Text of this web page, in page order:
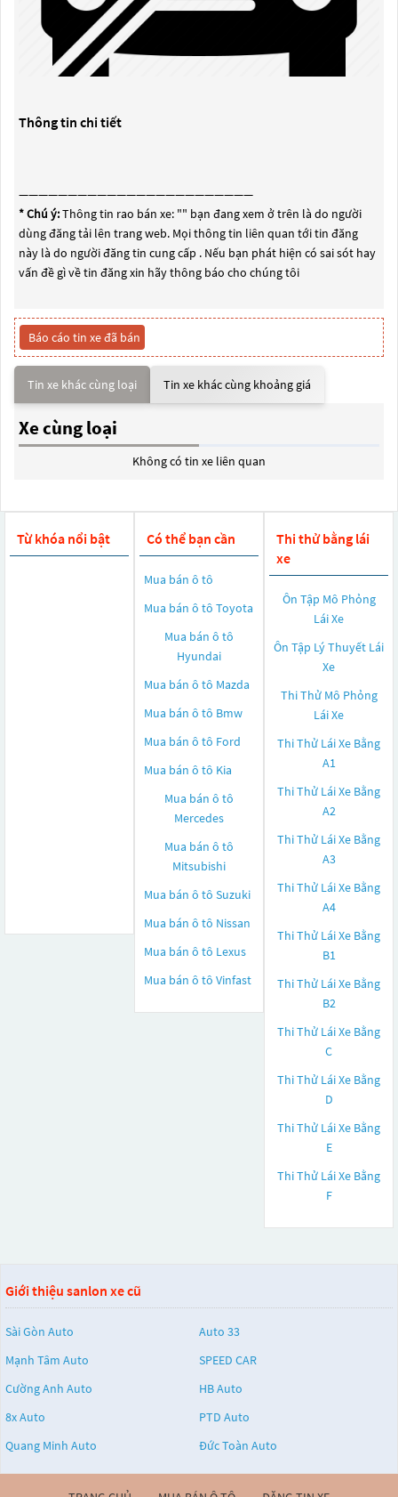
Thông tin chi tiết
————————————————————————
* Chú ý:Thông tin rao bán xe: "" bạn đang xem ở trên là do người
dùng đăng tải lên trang web. Mọi thông tin liên quan tới tin đăng
này là do người đăng tin cung cấp . Nếu bạn phát hiện có sai sót hay
vấn đề gì về tin đăng xin hãy thông báo cho chúng tôi
Báo cáo tin xe đã bán
Tin xe khác cùng loại Tin xe khác cùng khoảng giá
Xe cùng loại
Không có tin xe liên quan
Từ khóa nổi bật Có thể bạn cần
Mua bán ô tô
Mua bán ô tô Toyota
Mua bán ô tô
Hyundai
Mua bán ô tô Mazda
Mua bán ô tô Bmw
Mua bán ô tô Ford
Mua bán ô tô Kia
Mua bán ô tô
Mercedes
Mua bán ô tô
Mitsubishi
Mua bán ô tô Suzuki
Mua bán ô tô Nissan
Mua bán ô tô Lexus
Mua bán ô tô Vinfast
Thi thử bằng lái
xe
Ôn Tập Mô Phỏng
Lái Xe
Ôn Tập Lý Thuyết Lái
Xe
Thi Thử Mô Phỏng
Lái Xe
Thi Thử Lái Xe Bằng
A1
Thi Thử Lái Xe Bằng
A2
Thi Thử Lái Xe Bằng
A3
Thi Thử Lái Xe Bằng
A4
Thi Thử Lái Xe Bằng
B1
Thi Thử Lái Xe Bằng
B2
Thi Thử Lái Xe Bằng
C
Thi Thử Lái Xe Bằng
D
Thi Thử Lái Xe Bằng
E
Thi Thử Lái Xe Bằng
F
Giới thiệu sanlon xe cũ
Sài Gòn Auto
Auto 33
Mạnh Tâm Auto
SPEED CAR
Cường Anh Auto
HB Auto
8x Auto
PTD Auto
Quang Minh Auto
Đức Toàn Auto